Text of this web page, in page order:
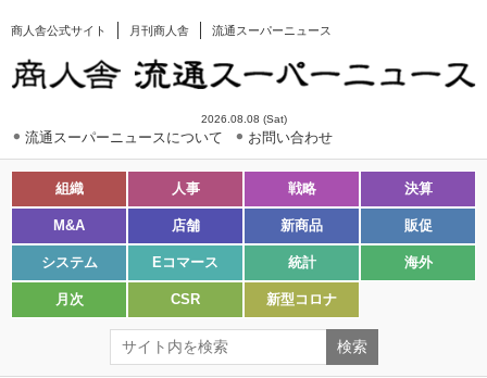
商人舎公式サイト 月刊商人舎 流通スーパーニュース
2026.08.08 (Sat)
流通スーパーニュースについて お問い合わせ
組織 人事 戦略 決算
M&A 店舗 新商品 販促
システム Eコマース 統計 海外
月次 CSR 新型コロナ